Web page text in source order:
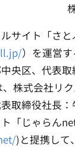
リティ
採用情報
サイト「さと
）を運営
央区、代表取
株式会社リ
取締役社長
「じゃらん
)と提携して